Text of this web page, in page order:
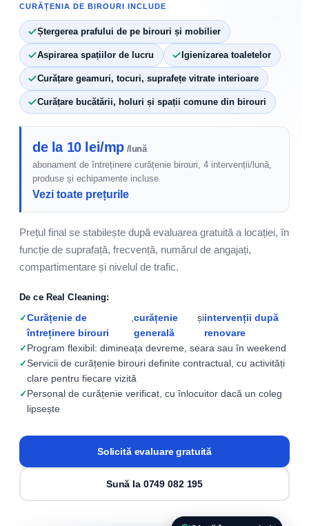
CURĂȚENIA DE BIROURI INCLUDE
Ștergerea prafului de pe birouri și mobilier
Aspirarea spațiilor de lucru Igienizarea toaletelor
Curățare geamuri, tocuri, suprafețe vitrate interioare
Curățare bucătării, holuri și spații comune din birouri
de la 10 lei/mp /lună
abonament de întreținere curățenie birouri, 4 intervenții/lună,
produse și echipamente incluse
Vezi toate prețurile
Prețul final se stabilește după evaluarea gratuită a locației, în
funcție de suprafață, frecvență, numărul de angajați,
compartimentare și nivelul de trafic.
De ce Real Cleaning:
Curățenie de
întreținere birouri
,curățenie
generală
șiintervenții după
renovare
Program flexibil: dimineața devreme, seara sau în weekend
Servicii de curățenie birouri definite contractual, cu activități
clare pentru fiecare vizită
Personal de curățenie verificat, cu înlocuitor dacă un coleg
lipsește
Solicită evaluare gratuită
Sună la 0749 082 195